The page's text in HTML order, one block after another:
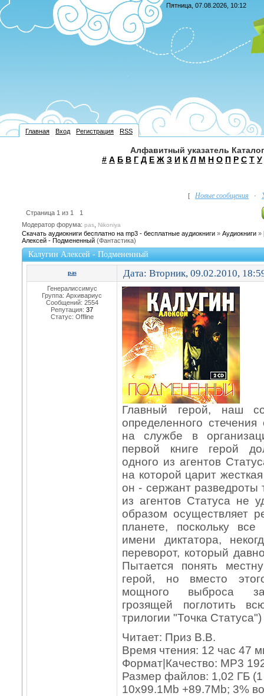
Пятница, 07.08.2026, 10:12
Главная Вход Регистрация RSS
Алфавитный указатель
# А Б В Г Д Е Ж З И К Л М Н О П Р С Т У
[ Новые сообщения ·
Страница 1 из 1
1
Модератор форума: pas Nikoniya
Скачать аудиокниги бесплатно на mp3 - бесплатные аудиокниги » Аудиокниги »
Алексей - Подмененный (Фантастика)
Калугин Алексей - Подмененный
pas Дата: Вторник, 09.02.2010,
Генералиссимус
Группа: Архивариус
Сообщений: 2554
Репутация: 37
Статус: Offline
Главный герой, наш
определенного стечения
на службе в
первой книге герой
одного из агентов
на которой царит
он - сержант разведроты
из агентов Статуса не
образом осуществляет
планете, поскольку
имени диктатора,
переворот, который
Пытается понять
герой, но вместо
мощного выброса
грозящей поглотить
трилогии "Точка Статуса")
Читает: Приз В.В.
Время чтения: 12 час 47
Формат|Качество: MP3
Размер файлов: 1,02 ГБ
10x99.1Mb +89.7Mb; 3%